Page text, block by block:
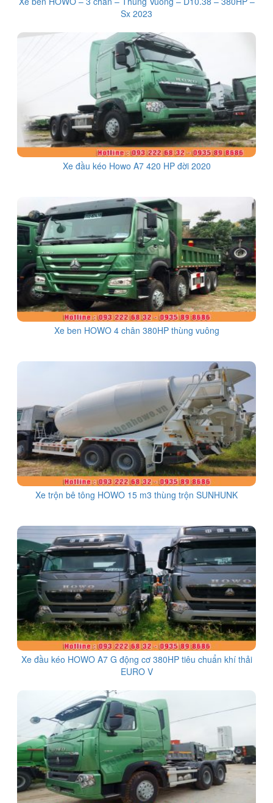
Sx 2023
Xe đầu kéo Howo A7 420 HP đời 2020
Xe ben HOWO 4 chân 380HP thùng vuông
Xe trộn bê tông HOWO 15 m3 thùng trộn SUNHUNK
Xe đầu kéo HOWO A7 G động cơ 380HP tiêu chuẩn khí thải
EURO V